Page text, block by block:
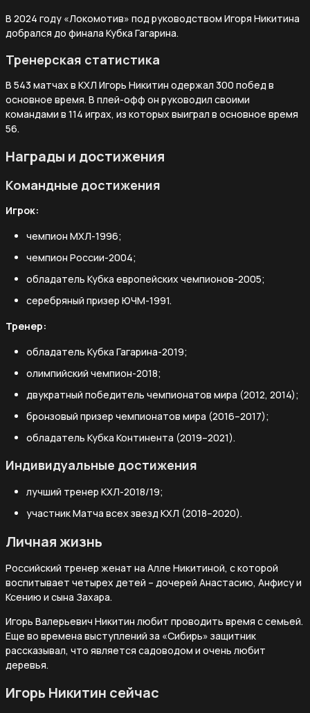
В 2024 году «Локомотив» под руководством Игоря Никитина
добрался до финала Кубка Гагарина.
Тренерская статистика
В 543 матчах в КХЛ Игорь Никитин одержал 300 побед в
основное время. В плей-офф он руководил своими
командами в 114 играх, из которых выиграл в основное время
56.
Награды и достижения
Командные достижения
Игрок:
чемпион МХЛ-1996;
чемпион России-2004;
обладатель Кубка европейских чемпионов-2005;
серебряный призер ЮЧМ-1991.
Тренер:
обладатель Кубка Гагарина-2019;
олимпийский чемпион-2018;
двукратный победитель чемпионатов мира (2012, 2014);
бронзовый призер чемпионатов мира (2016–2017);
обладатель Кубка Континента (2019–2021).
Индивидуальные достижения
лучший тренер КХЛ-2018/19;
участник Матча всех звезд КХЛ (2018–2020).
Личная жизнь
Российский тренер женат на Алле Никитиной, с которой
воспитывает четырех детей – дочерей Анастасию, Анфису и
Ксению и сына Захара.
Игорь Валерьевич Никитин любит проводить время с семьей.
Еще во времена выступлений за «Сибирь» защитник
рассказывал, что является садоводом и очень любит
деревья.
Игорь Никитин сейчас